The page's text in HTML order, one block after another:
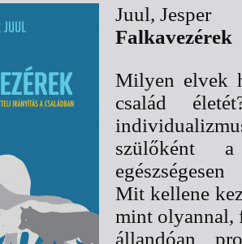
Juul, Jesper
Falkavezérek
Milyen elvek
család
szülőként
Mit kellene
mint olyannal,
állandóan